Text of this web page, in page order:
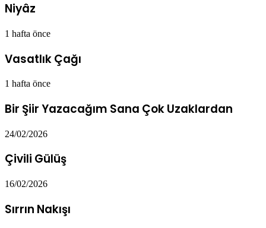
Niyâz
1 hafta önce
Vasatlık Çağı
1 hafta önce
Bir Şiir Yazacağım Sana Çok Uzaklardan
24/02/2026
Çivili Gülüş
16/02/2026
Sırrın Nakışı